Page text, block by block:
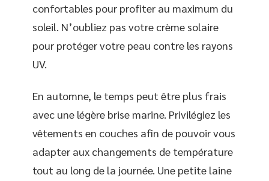
confortables pour profiter au maximum du
soleil. N’oubliez pas votre crème solaire
pour protéger votre peau contre les rayons
UV.
En automne, le temps peut être plus frais
avec une légère brise marine. Privilégiez les
vêtements en couches afin de pouvoir vous
adapter aux changements de température
tout au long de la journée. Une petite laine